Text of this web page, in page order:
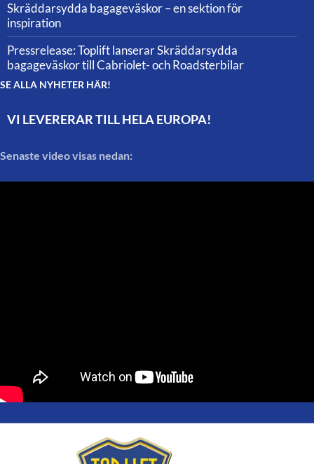
Skräddarsydda bagageväskor – en sektion för
inspiration
Pressrelease: Toplift lanserar Skräddarsydda
bagageväskor till Cabriolet- och Roadsterbilar
SE ALLA NYHETER HÄR!
VI LEVERERAR TILL HELA EUROPA!
Senaste video visas nedan: